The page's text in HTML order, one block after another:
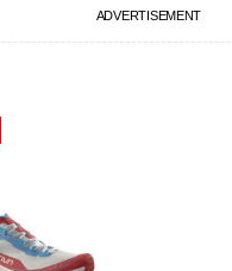
ADVERTISEMENT